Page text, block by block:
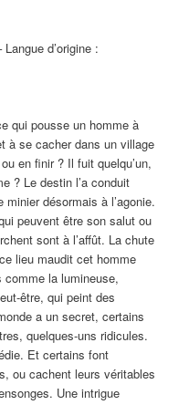
d’origine :
qui pousse un homme à
à se cacher dans un village
en finir ? Il fuit quelqu’un,
? Le destin l’a conduit
désormais à l’agonie.
peuvent être son salut ou
sont à l’affût. La chute
lieu maudit cet homme
la lumineuse,
être, qui peint des
a un secret, certains
quelques-uns ridicules.
Et certains font
ou cachent leurs véritables
Une intrigue